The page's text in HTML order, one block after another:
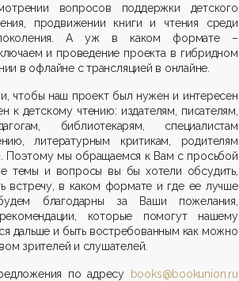
вопросов поддержки детского
продвижении книги и чтения среди
поколения. А уж в каком формате –
и проведение проекта в гибридном
в офлайне с трансляцией в онлайне.
чтобы наш проект был нужен и интересен
к детскому чтению: издателям, писателям,
библиотекарям, специалистам
литературным критикам, родителям
Поэтому мы обращаемся к Вам с просьбой
темы и вопросы вы бы хотели обсудить,
встречу, в каком формате и где ее лучше
благодарны за Ваши пожелания,
которые помогут нашему
дальше и быть востребованным как можно
зрителей и слушателей.
по адресу books@bookunion.ru